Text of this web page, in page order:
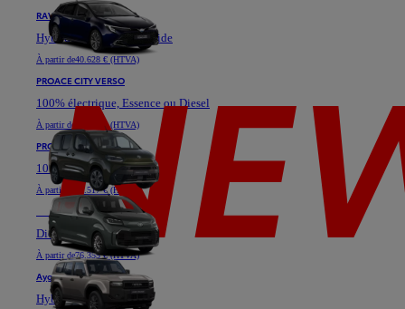
RAV4
Hybride ou Plug-in Hybride
À partir de40.628 € (HTVA)
PROACE CITY VERSO
100% électrique, Essence ou Diesel
À partir de 23.333 € (HTVA)
PROACE VERSO
100% électrique ou Diesel
À partir de 40.517 € (HTVA)
NouveauLand Cruiser
Diesel
À partir de76.355 € (HTVA)
Aygo X
Hybride